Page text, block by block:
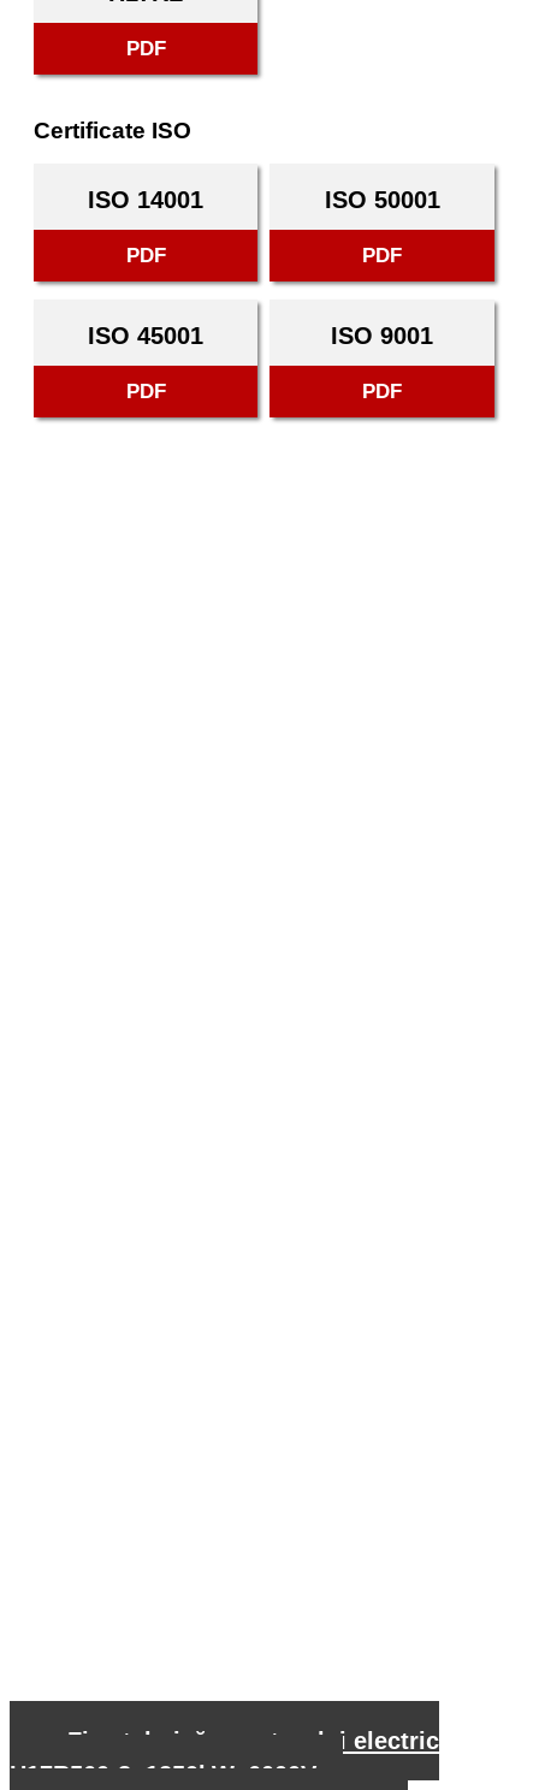
PDF
Certificate ISO
ISO 14001
PDF
ISO 50001
PDF
ISO 45001
PDF
ISO 9001
PDF
Fișa tehnică a motorului electric
H17R560-8, 1250kW, 6000V